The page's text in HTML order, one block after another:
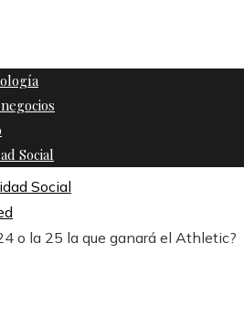
Social
Social
o la 25 la que ganará el Athletic?